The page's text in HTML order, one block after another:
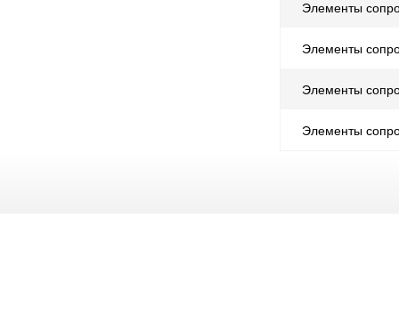
Элементы
Элементы
Элементы
Элементы